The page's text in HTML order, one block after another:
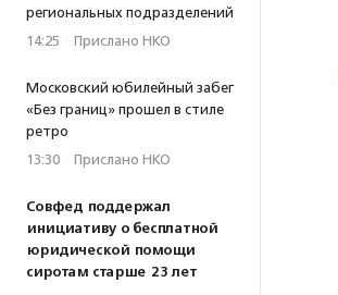
региональных подразделений
14:25 · Прислано НКО
Московский юбилейный забег
«Без границ» прошел в стиле
ретро
13:30 · Прислано НКО
Совфед поддержал
инициативу о бесплатной
юридической помощи
сиротам старше 23 лет